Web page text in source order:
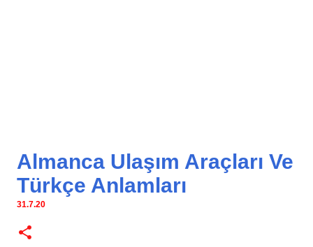
Almanca Ulaşım Araçları Ve
Türkçe Anlamları
31.7.20